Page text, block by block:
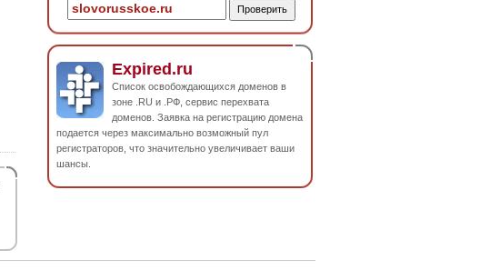
Expired.ru
Список освобождающихся доменов в
зоне .RU и .РФ, сервис перехвата
доменов. Заявка на регистрацию домена
подается через максимально возможный пул
регистраторов, что значительно увеличивает ваши
шансы.